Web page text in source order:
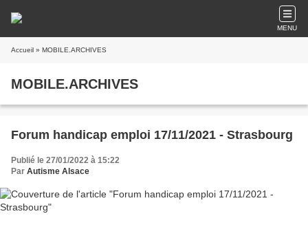
MENU
Accueil » MOBILE.ARCHIVES
MOBILE.ARCHIVES
Forum handicap emploi 17/11/2021 - Strasbourg
Publié le 27/01/2022 à 15:22
Par Autisme Alsace